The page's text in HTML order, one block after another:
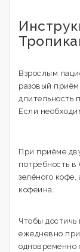
Взрослым
разовый
длительность
Если
При приёме
потребность
зелёного
кофеина.
Чтобы
ежедневно
одновременно